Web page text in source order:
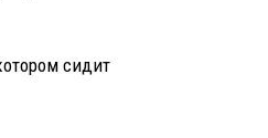
сидит